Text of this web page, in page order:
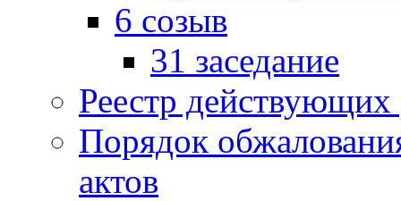
6 созыв
31 заседание
Реестр
Порядок
актов